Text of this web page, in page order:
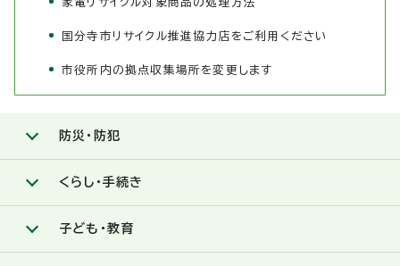
国分寺市リサイクル推進協力店をご利用ください
市役所内の拠点収集場所を変更します
防災・防犯
くらし・手続き
子ども・教育